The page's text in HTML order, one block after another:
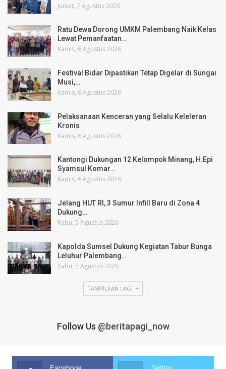
Jumat, 7 Agustus 2026
Ratu Dewa Dorong UMKM Palembang Naik Kelas
Lewat Pemanfaatan…
Kamis, 6 Agustus 2026
Festival Bidar Dipastikan Tetap Digelar di Sungai
Musi,…
Kamis, 6 Agustus 2026
Pelaksanaan Kenceran yang Selalu Keleleran
Kronis
Kamis, 6 Agustus 2026
Kantongi Dukungan 12 Kelompok Minang, H.Epi
Syamsul Komar…
Kamis, 6 Agustus 2026
Jelang HUT RI, 3 Sumur Infill Baru di Zona 4
Dukung…
Rabu, 5 Agustus 2026
Kapolda Sumsel Dukung Kegiatan Tabur Bunga
Leluhur Palembang…
Rabu, 5 Agustus 2026
TAMPILKAN LAGI
Follow Us @beritapagi_now